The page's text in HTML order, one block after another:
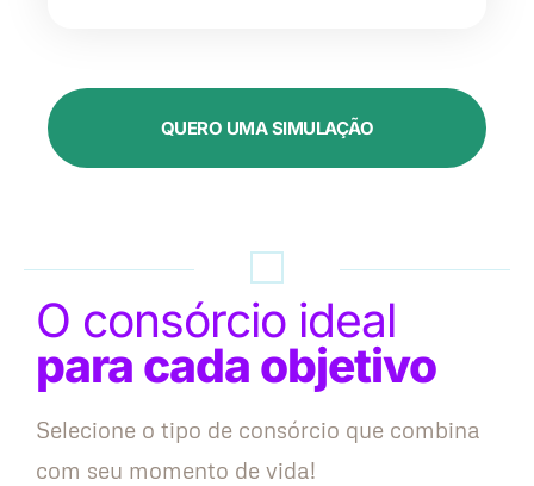
QUERO UMA SIMULAÇÃO
O consórcio ideal
para cada objetivo
Selecione o tipo de consórcio que combina
com seu momento de vida!